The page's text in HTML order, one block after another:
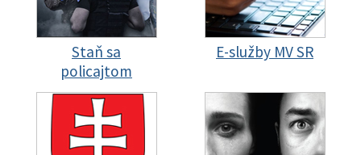
Staň sa
policajtom
E-služby MV SR